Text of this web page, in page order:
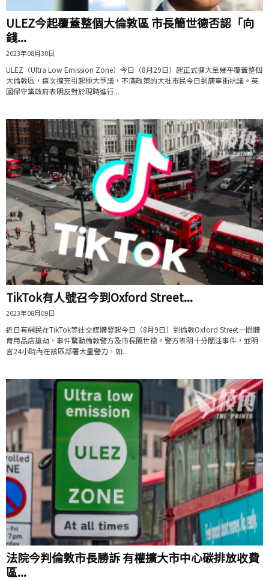
ULEZ今起覆蓋整個大倫敦區 市長簡世德否認「向
錢...
2023年08月30日
ULEZ（Ultra Low Emission Zone）今日（8月29日）起正式擴大至幾乎覆蓋整個
大倫敦區，這次擴充引起極大爭議，不滿政策的大批市民今日到唐寧街抗議。英
國保守黨政府表明反對於現時進行...
TikTok有人號召今到Oxford Street...
2023年08月09日
近日有網民在TikTok等社交媒體發起今日（8月9日）到倫敦Oxford Street一間體
育用品店搶劫，事件驚動倫敦警方及市長簡世德。警方表明十分關注事件，並明
言24小時內在該區部署大量警力，如...
法院今判倫敦市長勝訴 有權擴大市中心碳排放收費
區...